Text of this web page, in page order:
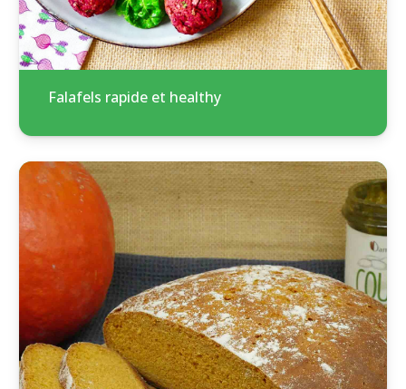
Falafels rapide et healthy